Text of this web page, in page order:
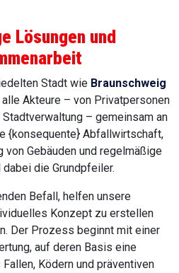
Lösungen und
Stadt wie Braunschweig
Akteure – von Privatpersonen
– gemeinsam an
{konsequente} Abfallwirtschaft,
Gebäuden und regelmäßige
die Grundpfeiler.
Befall, helfen unsere
Konzept zu erstellen
Der Prozess beginnt mit einer
auf deren Basis eine
Ködern und präventiven